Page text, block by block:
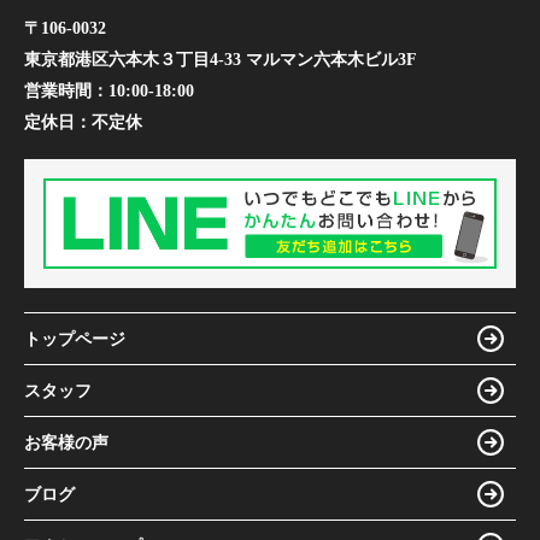
〒106-0032
東京都港区六本木３丁目4-33 マルマン六本木ビル3F
営業時間： 10:00-18:00
定休日： 不定休
トップページ
スタッフ
お客様の声
ブログ